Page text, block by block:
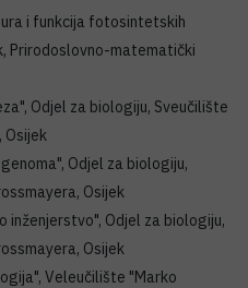
i funkcija fotosintetskih
Prirodoslovno-matematički
Odjel za biologiju, Sveučilište
Osijek
Odjel za biologiju,
Osijek
inženjerstvo", Odjel za biologiju,
Osijek
Veleučilište "Marko